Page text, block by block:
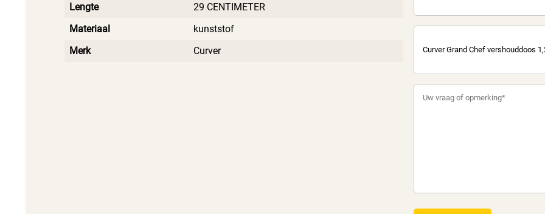
Lengte
29 CENTIMETER
Materiaal
kunststof
Merk
Curver